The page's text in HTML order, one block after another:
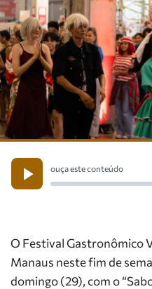
ouça este conteúdo
O Festival Gastronômico
Manaus neste fim de
domingo (29), com o